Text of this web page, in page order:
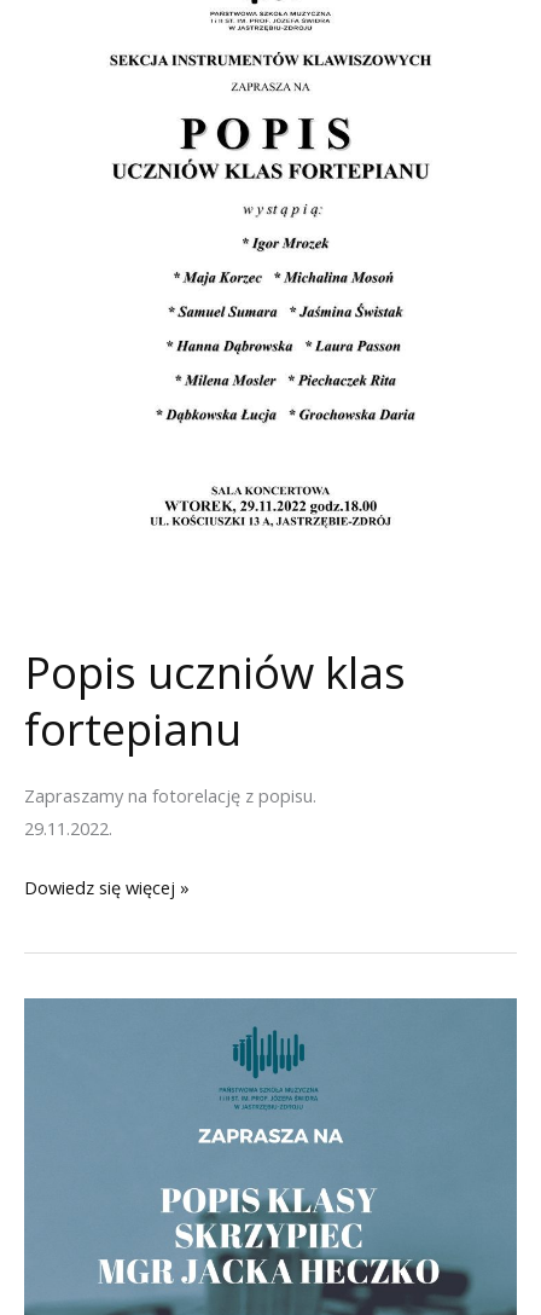
Popis uczniów klas
fortepianu
Zapraszamy na fotorelację z popisu.
29.11.2022.
Popis
klas
Dowiedz się więcej »